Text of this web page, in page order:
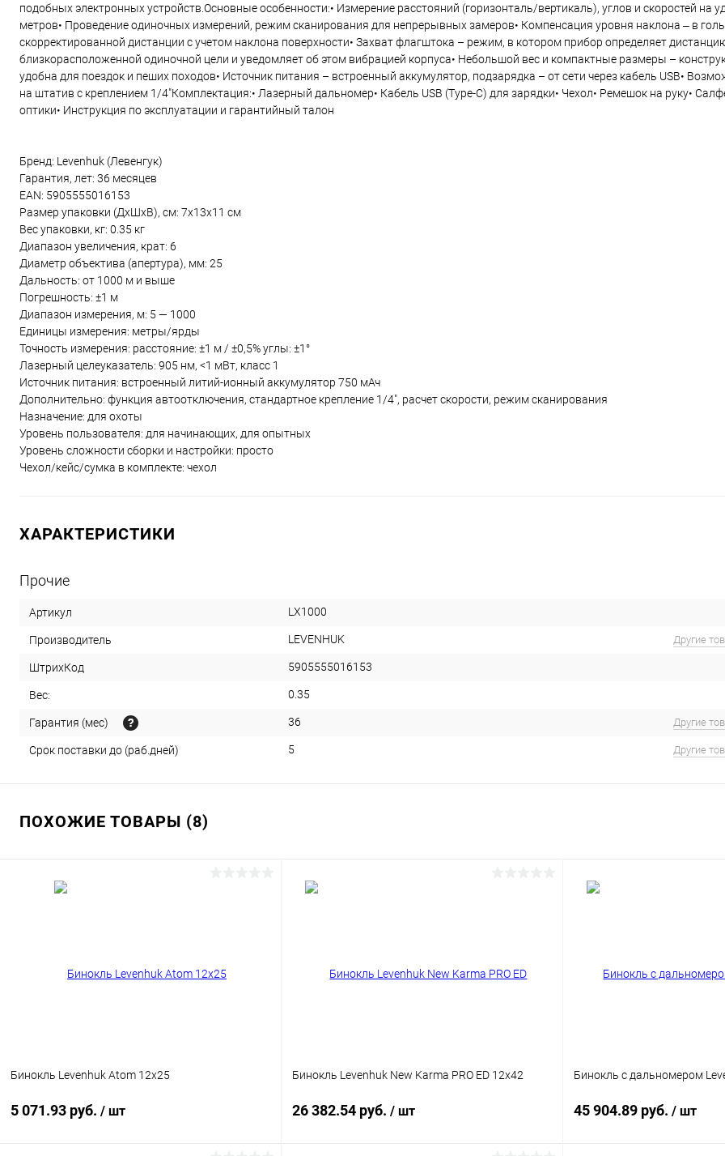
подобных электронных устройств.Основные особенности:• Измерение расстояний (горизонталь/вертикаль), углов и скоростей на
метров• Проведение одиночных измерений, режим сканирования для непрерывных замеров• Компенсация уровня наклона ‒ в
скорректированной дистанции с учетом наклона поверхности• Захват флагштока – режим, в котором прибор определяет
близкорасположенной одиночной цели и уведомляет об этом вибрацией корпуса• Небольшой вес и компактные размеры –
удобна для поездок и пеших походов• Источник питания – встроенный аккумулятор, подзарядка – от сети через кабель USB•
на штатив с креплением 1/4"Комплектация:• Лазерный дальномер• Кабель USB (Type-C) для зарядки• Чехол• Ремешок на руку•
оптики• Инструкция по эксплуатации и гарантийный талон
Бренд: Levenhuk (Левенгук)
Гарантия, лет: 36 месяцев
EAN: 5905555016153
Размер упаковки (ДxШxВ), см: 7x13x11 см
Вес упаковки, кг: 0.35 кг
Диапазон увеличения, крат: 6
Диаметр объектива (апертура), мм: 25
Дальность: от 1000 м и выше
Погрешность: ±1 м
Диапазон измерения, м: 5 — 1000
Единицы измерения: метры/ярды
Точность измерения: расстояние: ±1 м / ±0,5% углы: ±1°
Лазерный целеуказатель: 905 нм, <1 мВт, класс 1
Источник питания: встроенный литий-ионный аккумулятор 750 мАч
Дополнительно: функция автоотключения, стандартное крепление 1/4", расчет скорости, режим сканирования
Назначение: для охоты
Уровень пользователя: для начинающих, для опытных
Уровень сложности сборки и настройки: просто
Чехол/кейс/сумка в комплекте: чехол
ХАРАКТЕРИСТИКИ
Прочие
Артикул LX1000
Производитель LEVENHUK Другие
ШтрихКод 5905555016153
Вес: 0.35
Гарантия (мес) 36 Другие
Срок поставки до (раб.дней) 5 Другие
ПОХОЖИЕ ТОВАРЫ (8)
Бинокль Levenhuk Atom 12x25
5 071.93 руб. / шт
Бинокль Levenhuk New Karma PRO ED 12x42
26 382.54 руб. / шт
Бинокль с дальномером
45 904.89 руб. / шт